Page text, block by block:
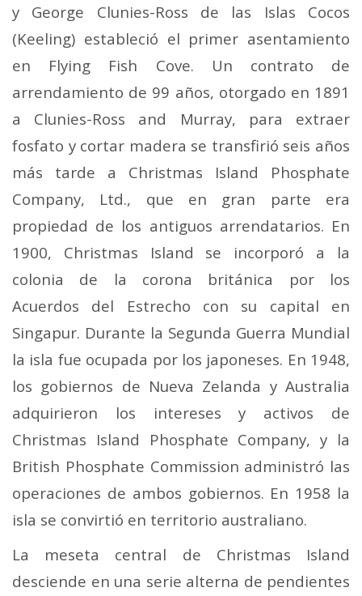
y George Clunies-Ross de las Islas Cocos
(Keeling) estableció el primer asentamiento
en Flying Fish Cove. Un contrato de
arrendamiento de 99 años, otorgado en 1891
a Clunies-Ross and Murray, para extraer
fosfato y cortar madera se transfirió seis años
más tarde a Christmas Island Phosphate
Company, Ltd., que en gran parte era
propiedad de los antiguos arrendatarios. En
1900, Christmas Island se incorporó a la
colonia de la corona británica por los
Acuerdos del Estrecho con su capital en
Singapur. Durante la Segunda Guerra Mundial
la isla fue ocupada por los japoneses. En 1948,
los gobiernos de Nueva Zelanda y Australia
adquirieron los intereses y activos de
Christmas Island Phosphate Company, y la
British Phosphate Commission administró las
operaciones de ambos gobiernos. En 1958 la
isla se convirtió en territorio australiano.
La meseta central de Christmas Island
desciende en una serie alterna de pendientes